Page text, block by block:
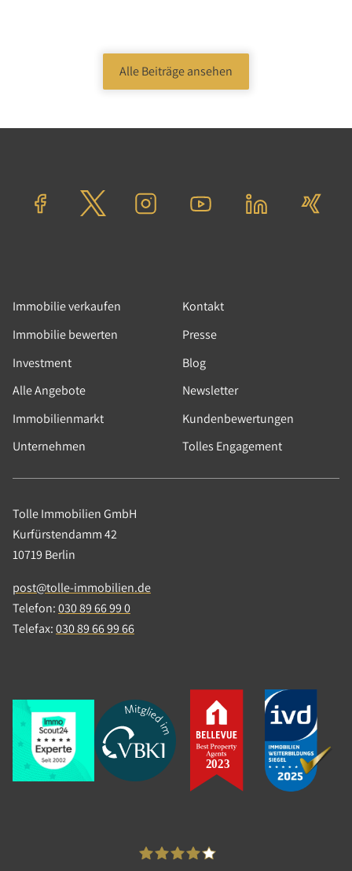
30.03.2022|Podcast|Entrepreneurship,
Professional Netzwerke in der
Social Media Zeitalter?
Immobilienpolitik
Tolle Immo Talk: Überforderung
des Mittelstandes durch
politische Regulierung?
Milieuschutz, Umwandlungsverbot,
Weiterlesen
Podcast|Marktentwicklung,
Alle Beiträge ansehen
Immobilie verkaufen
Immobilie bewerten
Investment
Alle Angebote
Immobilienmarkt
Unternehmen
Kontakt
Presse
Blog
Newsletter
Kundenbewertungen
Tolles Engagement
Tolle Immobilien GmbH
Kurfürstendamm 42
10719 Berlin
post@tolle-immobilien.de
Telefon:030 89 66 99 0
Telefax:030 89 66 99 66